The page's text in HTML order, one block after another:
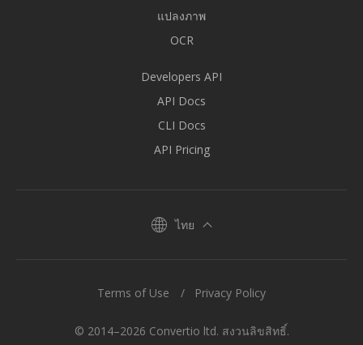
แปลงภาพ
OCR
Developers API
API Docs
CLI Docs
API Pricing
ไทย
© 2014–2026 Convertio ltd. สงวนลิขสิทธิ์.
Terms of Use Privacy Policy